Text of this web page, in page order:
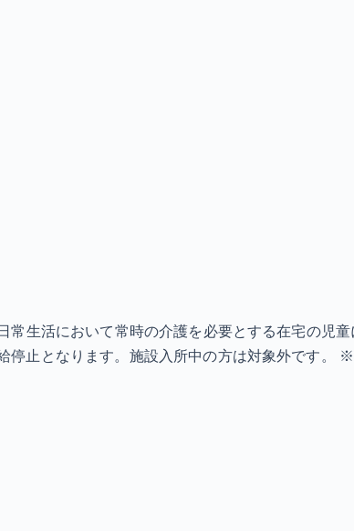
生活において常時の介護を必要とする在宅の児
止となります。施設入所中の方は対象外です。